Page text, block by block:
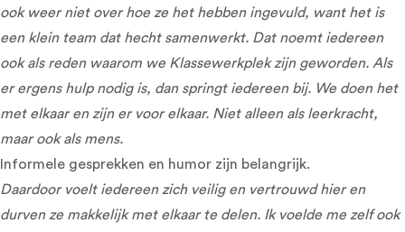
ook weer niet over hoe ze het hebben ingevuld, want het is
een klein team dat hecht samenwerkt. Dat noemt iedereen
ook als reden waarom we Klassewerkplek zijn geworden. Als
er ergens hulp nodig is, dan springt iedereen bij. We doen het
met elkaar en zijn er voor elkaar. Niet alleen als leerkracht,
maar ook als mens.
Informele gesprekken en humor zijn belangrijk.
Daardoor voelt iedereen zich veilig en vertrouwd hier en
durven ze makkelijk met elkaar te delen. Ik voelde me zelf ook